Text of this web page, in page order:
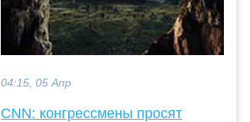
04:15, 05 Апр
CNN: конгрессмены просят